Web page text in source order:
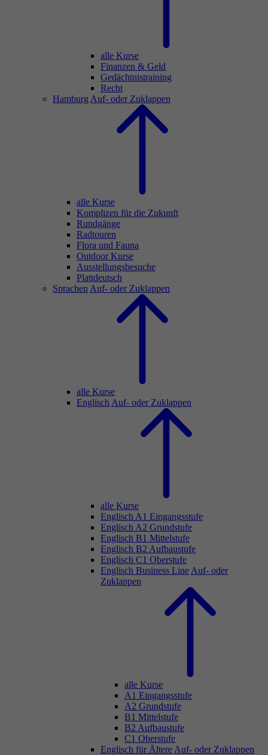
alle Kurse
Finanzen & Geld
Gedächtnistraining
Recht
Hamburg Auf- oder Zuklappen
alle Kurse
Komplizen für die Zukunft
Rundgänge
Radtouren
Flora und Fauna
Outdoor Kurse
Ausstellungsbesuche
Plattdeutsch
Sprachen Auf- oder Zuklappen
alle Kurse
Englisch Auf- oder Zuklappen
alle Kurse
Englisch A1 Eingangsstufe
Englisch A2 Grundstufe
Englisch B1 Mittelstufe
Englisch B2 Aufbaustufe
Englisch C1 Oberstufe
Englisch Business Line Auf- oder
Zuklappen
alle Kurse
A1 Eingangsstufe
A2 Grundstufe
B1 Mittelstufe
B2 Aufbaustufe
C1 Oberstufe
Englisch für Ältere Auf- oder Zuklappen